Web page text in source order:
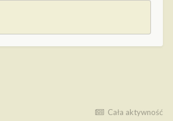
Cała aktywność